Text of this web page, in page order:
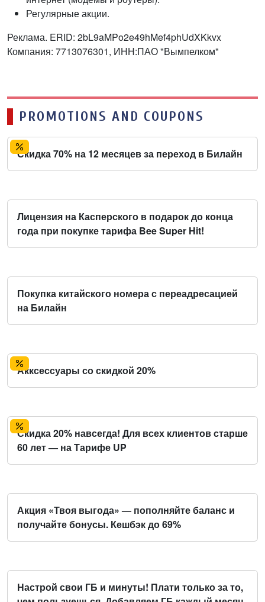
Регулярные акции.
Реклама. ERID: 2bL9aMPo2e49hMef4phUdXKkvx
Компания: 7713076301, ИНН:ПАО "Вымпелком"
PROMOTIONS AND COUPONS
Скидка 70% на 12 месяцев за переход в Билайн
Лицензия на Касперского в подарок до конца
года при покупке тарифа Bee Super Hit!
Покупка китайского номера с переадресацией
на Билайн
Акксессуары со скидкой 20%
Скидка 20% навсегда! Для всех клиентов старше
60 лет — на Тарифе UP
Акция «Твоя выгода» — пополняйте баланс и
получайте бонусы. Кешбэк до 69%
Настрой свои ГБ и минуты! Плати только за то,